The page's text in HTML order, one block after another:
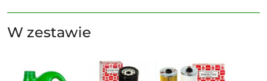
W zestawie